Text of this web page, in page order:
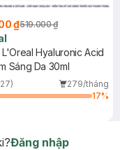
₫519.000 ₫
L'Oreal Hyaluronic Acid
Sáng Da 30ml
279/tháng
17%
Đăng nhập